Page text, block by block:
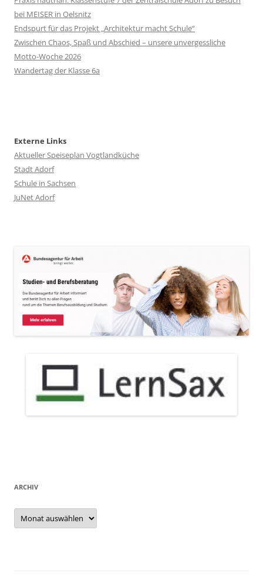
bei MEISER in Oelsnitz
Endspurt für das Projekt „Architektur macht Schule“
Zwischen Chaos, Spaß und Abschied – unsere unvergessliche
Motto-Woche 2026
Wandertag der Klasse 6a
Externe Links
Aktueller Speiseplan Vogtlandküche
Stadt Adorf
Schule in Sachsen
JuNet Adorf
ARCHIV
Archiv